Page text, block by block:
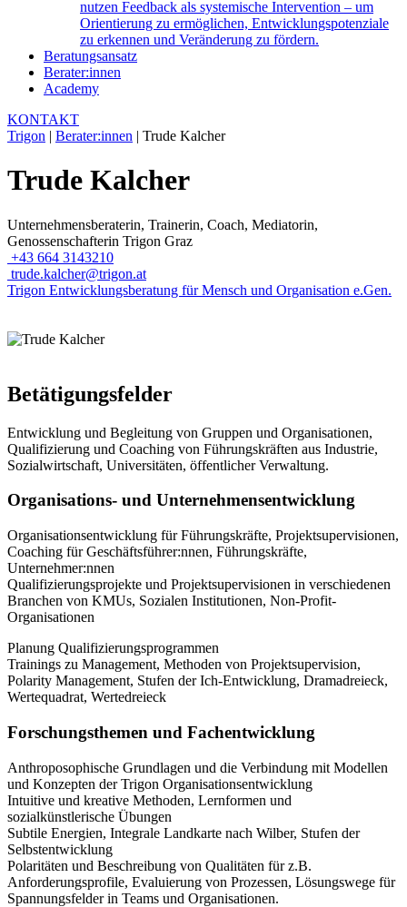
nutzen Feedback als systemische Intervention – um
Orientierung zu ermöglichen, Entwicklungspotenziale
zu erkennen und Veränderung zu fördern.
Beratungsansatz
Berater:innen
Academy
KONTAKT
Trigon | Berater:innen | Trude Kalcher
Trude Kalcher
Unternehmensberaterin, Trainerin, Coach, Mediatorin,
Genossenschafterin Trigon Graz
+43 664 3143210
trude.kalcher@trigon.at
Trigon Entwicklungsberatung für Mensch und Organisation e.Gen.
Betätigungsfelder
Entwicklung und Begleitung von Gruppen und Organisationen,
Qualifizierung und Coaching von Führungskräften aus Industrie,
Sozialwirtschaft, Universitäten, öffentlicher Verwaltung.
Organisations- und Unternehmensentwicklung
Organisationsentwicklung für Führungskräfte, Projektsupervisionen,
Coaching für Geschäftsführer:nnen, Führungskräfte,
Unternehmer:nnen
Qualifizierungsprojekte und Projektsupervisionen in verschiedenen
Branchen von KMUs, Sozialen Institutionen, Non-Profit-
Organisationen
Planung Qualifizierungsprogrammen
Trainings zu Management, Methoden von Projektsupervision,
Polarity Management, Stufen der Ich-Entwicklung, Dramadreieck,
Wertequadrat, Wertedreieck
Forschungsthemen und Fachentwicklung
Anthroposophische Grundlagen und die Verbindung mit Modellen
und Konzepten der Trigon Organisationsentwicklung
Intuitive und kreative Methoden, Lernformen und
sozialkünstlerische Übungen
Subtile Energien, Integrale Landkarte nach Wilber, Stufen der
Selbstentwicklung
Polaritäten und Beschreibung von Qualitäten für z.B.
Anforderungsprofile, Evaluierung von Prozessen, Lösungswege für
Spannungsfelder in Teams und Organisationen.